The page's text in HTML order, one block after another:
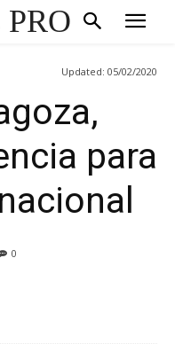
PRO
Updated: 05/02/2020
para
0